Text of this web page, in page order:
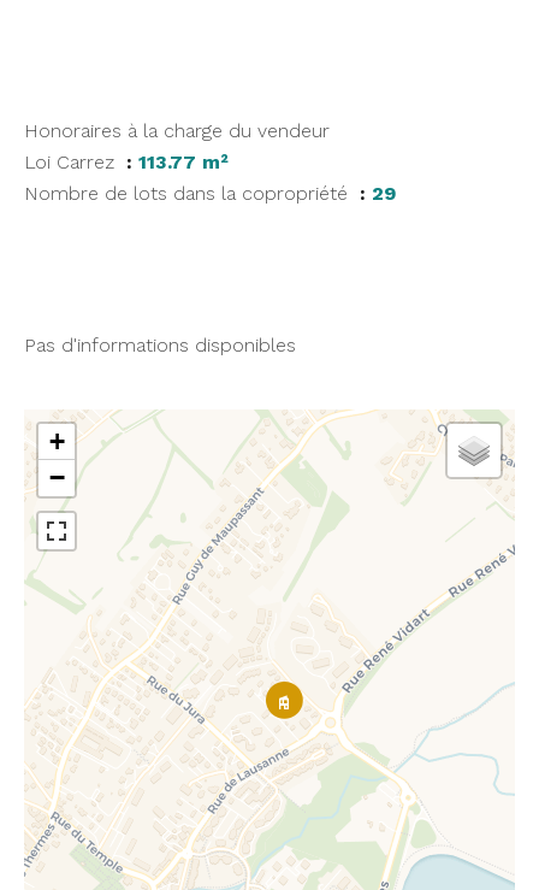
Honoraires à la charge du vendeur
Loi Carrez
113.77 m²
Nombre de lots dans la copropriété
29
Pas d'informations disponibles
+
−